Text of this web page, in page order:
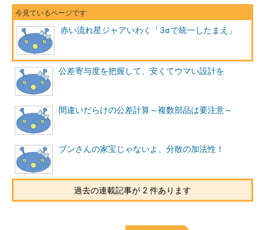
赤い流れ星ジャアいわく「3σで統一したまえ」
公差寄与度を把握して、安くてウマい設計を
間違いだらけの公差計算～複数部品は要注意～
ブンさんの家宝じゃないよ、分散の加法性！
過去の連載記事が 2 件あります